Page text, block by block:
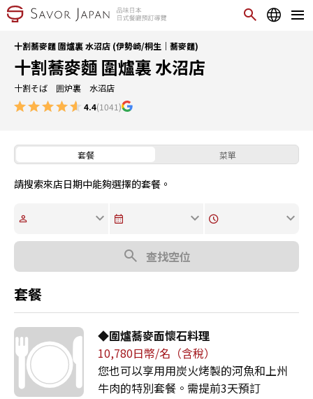
十割蕎麥麵 圍爐裏 水沼店 (伊勢崎/桐生｜蕎麥麵)
十割蕎麥麵 圍爐裏 水沼店
十割そば 囲炉裏 水沼店
4.4(1041)
套餐 菜單
請搜索來店日期中能夠選擇的套餐。
查找空位
套餐
◆圍爐蕎麥面懷石料理
10,780日幣/名（含稅）
您也可以享用用炭火烤製的河魚和上州
牛肉的特別套餐。需提前3天預訂